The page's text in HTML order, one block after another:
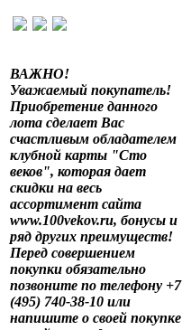
ВАЖНО!
Уважаемый покупатель!
Приобретение данного
лота сделает Вас
счастливым обладателем
клубной карты "Сто
веков", которая дает
скидки на весь
ассортимент сайта
www.100vekov.ru, бонусы и
ряд других преимуществ!
Перед совершением
покупки обязательно
позвоните по телефону +7
(495) 740-38-10 или
напишите о своей покупке